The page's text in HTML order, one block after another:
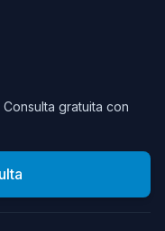
gratuita con